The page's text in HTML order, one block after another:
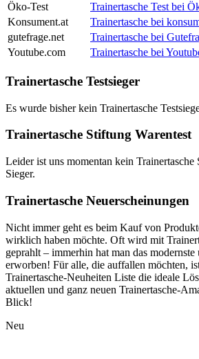
Öko-Test
Trainertasche Test bei
Konsument.at
Trainertasche bei
gutefrage.net
Trainertasche bei
Youtube.com
Trainertasche bei
Trainertasche Testsieger
Es wurde bisher kein Trainertasche
Trainertasche Stiftung Warentest
Leider ist uns momentan kein Trainertasche
Sieger.
Trainertasche Neuerscheinungen
Nicht immer geht es beim Kauf von
wirklich haben möchte. Oft wird mit
geprahlt – immerhin hat man das modernste
erworben! Für alle, die auffallen möchten,
Trainertasche-Neuheiten Liste die ideale
aktuellen und ganz neuen Trainertasche-
Blick!
Neu